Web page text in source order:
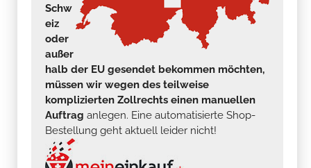
Schw
eiz
oder
außer
halb der EU gesendet bekommen möchten,
müssen wir wegen des teilweise
komplizierten Zollrechts einen manuellen
Auftrag anlegen. Eine automatisierte Shop-
Bestellung geht aktuell leider nicht!